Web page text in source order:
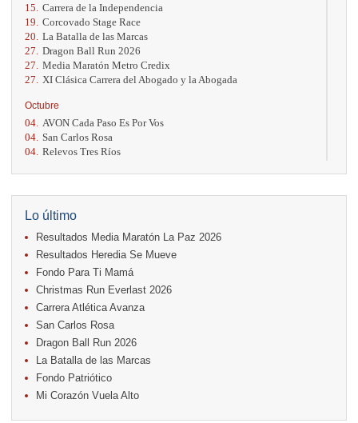
15. Carrera de la Independencia
19. Corcovado Stage Race
20. La Batalla de las Marcas
27. Dragon Ball Run 2026
27. Media Maratón Metro Credix
27.
XI Clásica Carrera del Abogado y la Abogada
Octubre
04. AVON Cada Paso Es Por Vos
04. San Carlos Rosa
04. Relevos Tres Ríos
17. Caribe Paradise Run
18.
Casa Turire Trail Run
18. Warriors Run Circuit
18. Samsung Jacó Beach Half Marathon 2026
25. KRun by Under Armour
25.
Run Alajuela
Noviembre
08. Lindora Run
15. Entre Pan y Rosas
Diciembre
06. Trail Vulcania 2026
12. Media Maratón Puntarenas 2026
Lo último
Resultados Media Maratón La Paz 2026
Resultados Heredia Se Mueve
Fondo Para Ti Mamá
Christmas Run Everlast 2026
Carrera Atlética Avanza
San Carlos Rosa
Dragon Ball Run 2026
La Batalla de las Marcas
Fondo Patriótico
Mi Corazón Vuela Alto